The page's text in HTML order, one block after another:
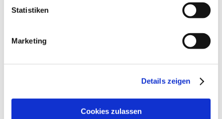
Statistiken
Marketing
Details zeigen
Cookies zulassen
September 2023
Juni 2023
April 2023